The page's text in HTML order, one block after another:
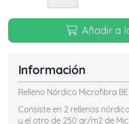
Añadir a
Información
Relleno Nórdico Microfibra
Consiste en 2 rellenos
y el otro de 250 gr/m2 de